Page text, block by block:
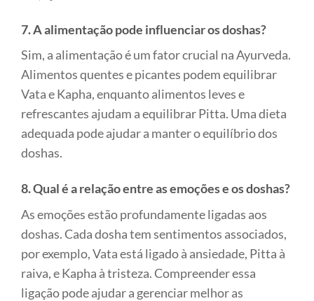
7. A alimentação pode influenciar os doshas?
Sim, a alimentação é um fator crucial na Ayurveda.
Alimentos quentes e picantes podem equilibrar
Vata e Kapha, enquanto alimentos leves e
refrescantes ajudam a equilibrar Pitta. Uma dieta
adequada pode ajudar a manter o equilíbrio dos
doshas.
8. Qual é a relação entre as emoções e os doshas?
As emoções estão profundamente ligadas aos
doshas. Cada dosha tem sentimentos associados,
por exemplo, Vata está ligado à ansiedade, Pitta à
raiva, e Kapha à tristeza. Compreender essa
ligação pode ajudar a gerenciar melhor as